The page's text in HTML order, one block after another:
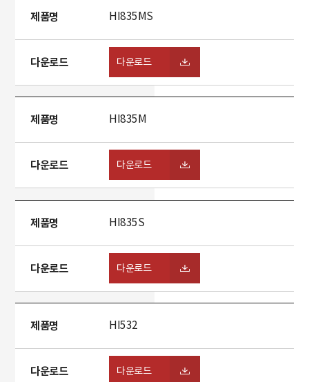
제품명 HI835MS
다운로드 다운로드
제품명 HI835M
다운로드 다운로드
제품명 HI835S
다운로드 다운로드
제품명 HI532
다운로드 다운로드